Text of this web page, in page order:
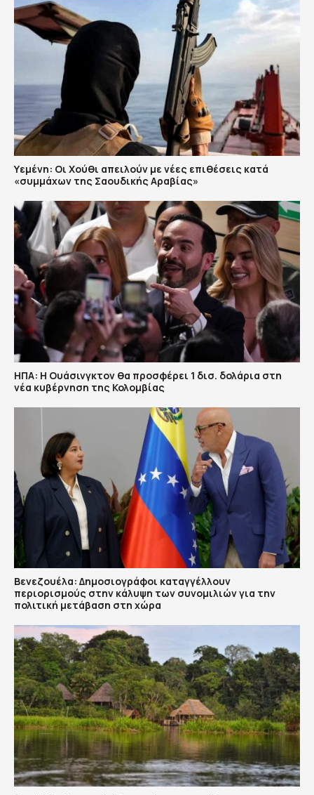
Υεμένη: Οι Χούθι απειλούν με νέες επιθέσεις κατά
«συμμάχων της Σαουδικής Αραβίας»
ΗΠΑ: H Ουάσινγκτον θα προσφέρει 1 δισ. δολάρια στη
νέα κυβέρνηση της Κολομβίας
Βενεζουέλα: Δημοσιογράφοι καταγγέλλουν
περιορισμούς στην κάλυψη των συνομιλιών για την
πολιτική μετάβαση στη χώρα